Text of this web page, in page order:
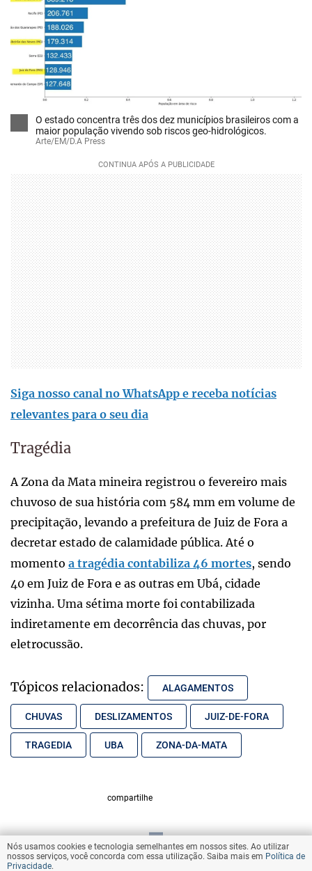
O estado concentra três dos dez municípios brasileiros com a
maior população vivendo sob riscos geo-hidrológicos.
Arte/EM/D.A Press
Siga nosso canal no WhatsApp e receba notícias
relevantes para o seu dia
Tragédia
A Zona da Mata mineira registrou o fevereiro mais
chuvoso de sua história com 584 mm em volume de
precipitação, levando a prefeitura de Juiz de Fora a
decretar estado de calamidade pública. Até o
momento a tragédia contabiliza 46 mortes, sendo
40 em Juiz de Fora e as outras em Ubá, cidade
vizinha. Uma sétima morte foi contabilizada
indiretamente em decorrência das chuvas, por
eletrocussão.
Tópicos relacionados: ALAGAMENTOS
CHUVAS DESLIZAMENTOS JUIZ-DE-FORA
TRAGEDIA UBA ZONA-DA-MATA
compartilhe
VOLTAR AO TOPO
Nós usamos cookies e tecnologia semelhantes em nossos sites. Ao utilizar
nossos serviços, você concorda com essa utilização. Saiba mais em Política de
Privacidade.